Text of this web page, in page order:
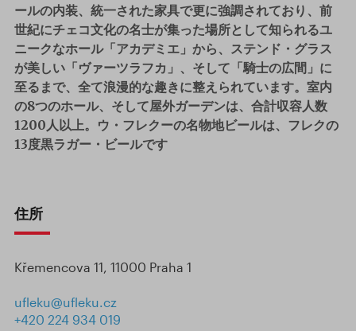
ールの内装、統一された家具で更に強調されており、前
世紀にチェコ文化の名士が集った場所として知られるユ
ニークなホール「アカデミエ」から、ステンド・グラス
が美しい「ヴァーツラフカ」、そして「騎士の広間」に
至るまで、全て浪漫的な趣きに整えられています。室内
の8つのホール、そして屋外ガーデンは、 合計収容人数
1200人以上。ウ・フレクーの名物地ビールは、 フレクの
13度黒ラガー・ビールです
住所
Křemencova 11, 11000 Praha 1
ufleku@ufleku.cz
+420 224 934 019